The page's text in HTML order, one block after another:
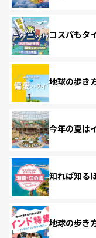
コスパもタ
地球の歩き
今年の夏は
知れば知る
地球の歩き